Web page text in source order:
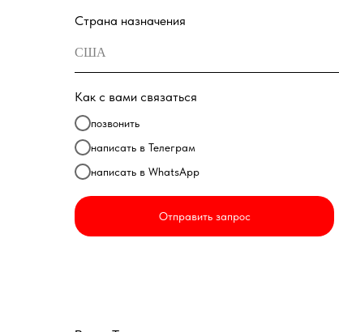
Страна назначения
Как с вами связаться
позвонить
написать в Телеграм
написать в WhatsApp
Отправить запрос